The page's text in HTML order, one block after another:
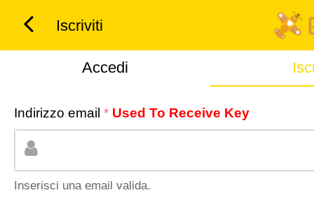
Iscriviti
Accedi
Indirizzo email * Used To Receive Key
Inserisci una email valida.